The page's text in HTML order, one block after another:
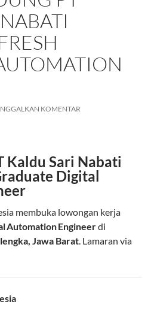
KOMENTAR
Kaldu Sari Nabati
Digital
membuka lowongan kerja
Automation Engineerdi
Jawa Barat. Lamaran via